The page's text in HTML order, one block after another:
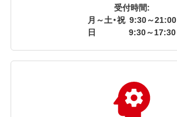
受付時間:
月～土・祝 9:30～21:00
日
9:30～17:30